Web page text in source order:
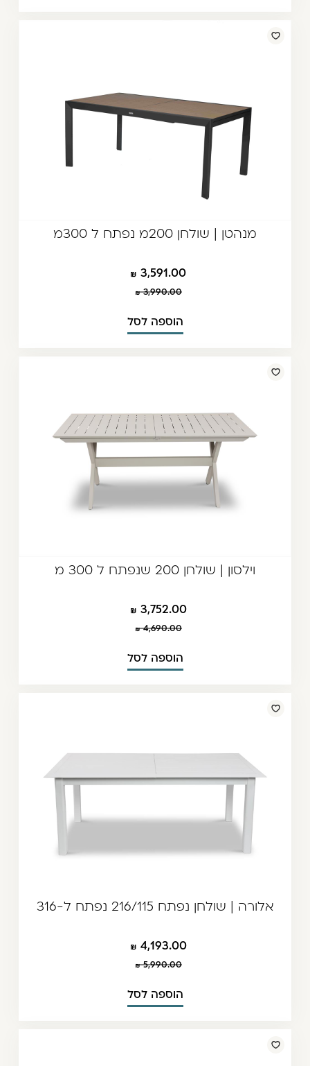
מנהטן | שולחן 200מ נפתח ל 300מ
3,591.00
3,990.00
הוספה לסל
וילסון | שולחן 200 שנפתח ל 300 מ
3,752.00
4,690.00
הוספה לסל
אלורה | שולחן נפתח 216/115 נפתח ל-316
4,193.00
5,990.00
הוספה לסל